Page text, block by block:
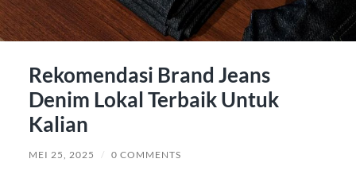
Rekomendasi Brand Jeans
Denim Lokal Terbaik Untuk
Kalian
MEI 25, 2025 / 0 COMMENTS